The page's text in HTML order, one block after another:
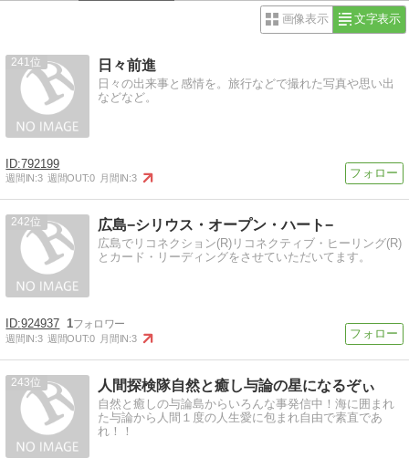
画像表示 文字表示
241 日々前進
日々の出来事と感情を。旅行などで撮れた写真や思い出
などなど。
792199
週間IN:3 週間OUT:0 月間IN:3
242 広島−シリウス・オープン・ハート−
広島でリコネクション(R)リコネクティブ・ヒーリング(R)
とカード・リーディングをさせていただいてます。
924937 1
週間IN:3 週間OUT:0 月間IN:3
243 人間探検隊自然と癒し与論の星になるぞぃ
自然と癒しの与論島からいろんな事発信中！海に囲まれ
た与論から人間１度の人生愛に包まれ自由で素直であ
れ！！